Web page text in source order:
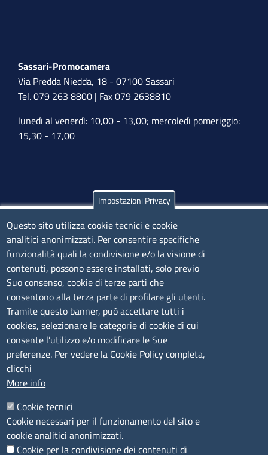
Sassari-Promocamera
Via Predda Niedda, 18 - 07100 Sassari
Tel. 079 263 8800 | Fax 079 2638810
lunedì al venerdì: 10,00 - 13,00; mercoledì pomeriggio:
15,30 - 17,00
Olbia
Via Nanni 43 - 07026 Olbia
Tel. 0789 66122 | 0789 69580
mail:ufficio.olbia@ss.camcom.it
lunedì al venerdì: 9,00 - 12,00; lunedì pomeriggio: 16,00
- 17,00
CONTATTI
Camera di Commercio, Industria, Artigianato e
Agricoltura di Sassari
P.IVA01047570906
Codice Fiscale 80000930901
Codice Univoco per le fatture elettroniche
Impostazioni Privacy
Questo sito utilizza cookie tecnici e cookie
analitici anonimizzati. Per consentire specifiche
funzionalità quali la condivisione e/o la visione di
contenuti, possono essere installati, solo previo
Suo consenso, cookie di terze parti che
consentono alla terza parte di profilare gli utenti.
Tramite questo banner, può accettare tutti i
cookies, selezionare le categorie di cookie di cui
consente l’utilizzo e/o modificare le Sue
preferenze. Per vedere la Cookie Policy completa,
clicchi
More info
Cookie tecnici
Cookie necessari per il funzionamento del sito e
cookie analitici anonimizzati.
Cookie per la condivisione dei contenuti di